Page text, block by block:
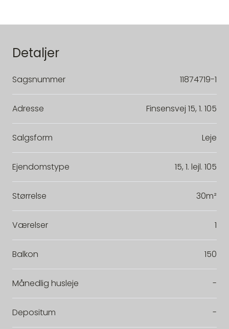
Detaljer
Sagsnummer 11874719-1
Adresse Finsensvej 15, 1. 105
Salgsform Leje
Ejendomstype 15, 1. lejl. 105
Størrelse 30m²
Værelser 1
Balkon 150
Månedlig husleje -
Depositum -